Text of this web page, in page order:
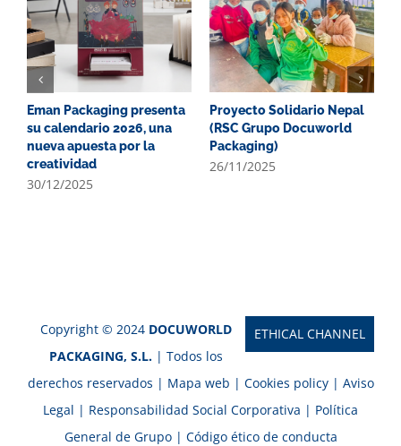
Eman Packaging presenta
su calendario 2026, una
nueva apuesta por la
creatividad
30/12/2025
Proyecto Solidario Nepal
(RSC Grupo Docuworld
Packaging)
26/11/2025
ETHICAL CHANNEL
Copyright © 2024 DOCUWORLD
PACKAGING, S.L. | Todos los
derechos reservados | Mapa web | Cookies policy| Aviso
Legal | Responsabilidad Social Corporativa | Política
General de Grupo| Código ético de conducta